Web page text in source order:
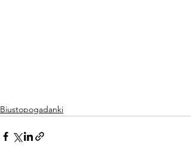
Biustopogadanki